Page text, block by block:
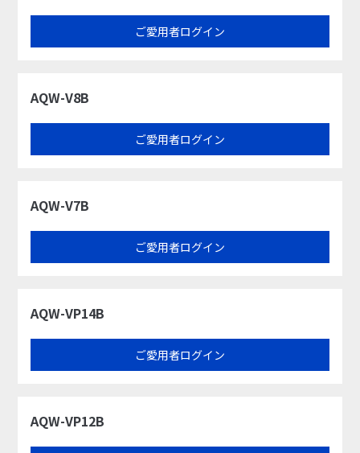
ご愛用者ログイン
AQW-V8B
ご愛用者ログイン
AQW-V7B
ご愛用者ログイン
AQW-VP14B
ご愛用者ログイン
AQW-VP12B